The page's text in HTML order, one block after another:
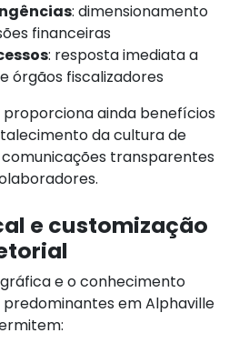
: dimensionamento
financeiras
: resposta imediata a
órgãos fiscalizadores
ainda benefícios
da cultura de
transparentes
e customização
e o conhecimento
em Alphaville